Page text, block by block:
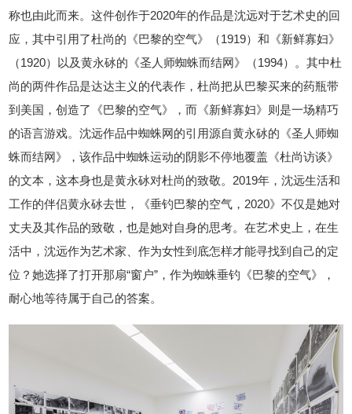
称也由此而来。这件创作于2020年的作品是沈远对于艺术史的回
应，其中引用了杜尚的《巴黎的空气》（1919）和《新鲜寡妇》
（1920）以及黄永砅的《圣人师蜘蛛而结网》（1994）。其中杜
尚的两件作品是达达主义的代表作，杜尚把从巴黎买来的药瓶带
到美国，创造了《巴黎的空气》，而《新鲜寡妇》则是一场精巧
的语言游戏。沈远作品中蜘蛛网的引用源自黄永砅的《圣人师蜘
蛛而结网》，该作品中蜘蛛运动的阴影不停地覆盖《杜尚访谈》
的文本，这本身也是黄永砅对杜尚的致敬。2019年，沈远生活和
工作的伴侣黄永砅去世，《垂钓巴黎的空气，2020》不仅是她对
丈夫及其作品的致敬，也是她对自身的思考。在艺术史上，在生
活中，沈远作为艺术家、作为女性到底怎样才能寻找到自己的定
位？她选择了打开那扇“窗户”，作为蜘蛛垂钓《巴黎的空气》，
耐心地等待属于自己的答案。